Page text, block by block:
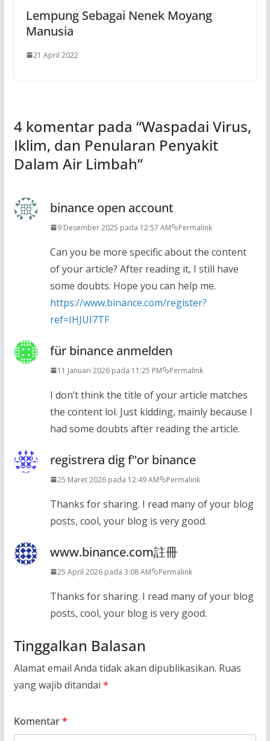
Lempung Sebagai Nenek Moyang
Manusia
21 April 2022
4 komentar pada “Waspadai Virus,
Iklim, dan Penularan Penyakit
Dalam Air Limbah”
binance open account
9 Desember 2025 pada 12:57 AM Permalink
Can you be more specific about the content
of your article? After reading it, I still have
some doubts. Hope you can help me.
https://www.binance.com/register?
ref=IHJUI7TF
für binance anmelden
11 Januari 2026 pada 11:25 PM Permalink
I don’t think the title of your article matches
the content lol. Just kidding, mainly because I
had some doubts after reading the article.
registrera dig f"or binance
25 Maret 2026 pada 12:49 AM Permalink
Thanks for sharing. I read many of your blog
posts, cool, your blog is very good.
www.binance.com註冊
25 April 2026 pada 3:08 AM Permalink
Thanks for sharing. I read many of your blog
posts, cool, your blog is very good.
Tinggalkan Balasan
Alamat email Anda tidak akan dipublikasikan. Ruas
yang wajib ditandai *
Komentar*